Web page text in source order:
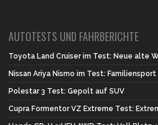
AUTOTESTS UND FAHRBERICHTE
Toyota Land Cruiser im Test: Neue alte
Nissan Ariya Nismo im Test: Familiensport
Polestar 3 Test: Gepolt auf SUV
Cupra Formentor VZ Extreme Test: